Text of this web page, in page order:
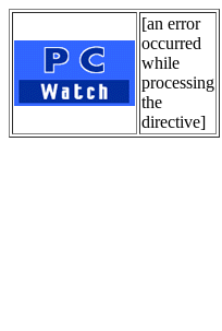
[an error
occurred
while
processing
the
directive]